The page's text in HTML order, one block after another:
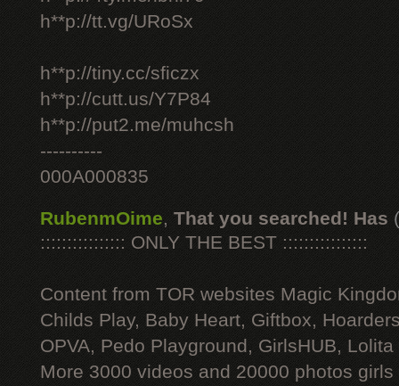
h**p://tt.vg/URoSx
h**p://tiny.cc/sficzx
h**p://cutt.us/Y7P84
h**p://put2.me/muhcsh
----------
000A000835
RubenmOime, That you searched! Has
:::::::::::::::: ONLY THE BEST ::::::::::::::::
Content from TOR websites Magic
Childs Play, Baby Heart, Giftbox,
OPVA, Pedo Playground, GirlsHUB, Lolita
More 3000 videos and 20000 photos